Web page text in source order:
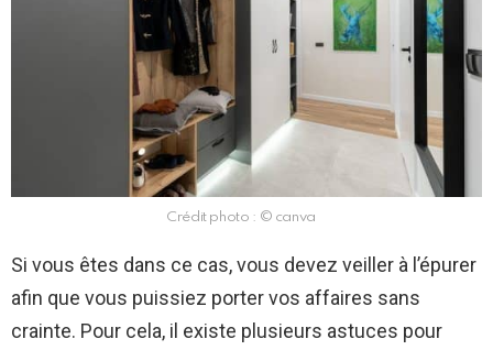
Crédit photo : © canva
Si vous êtes dans ce cas, vous devez veiller à l’épurer
afin que vous puissiez porter vos affaires sans
crainte. Pour cela, il existe plusieurs astuces pour